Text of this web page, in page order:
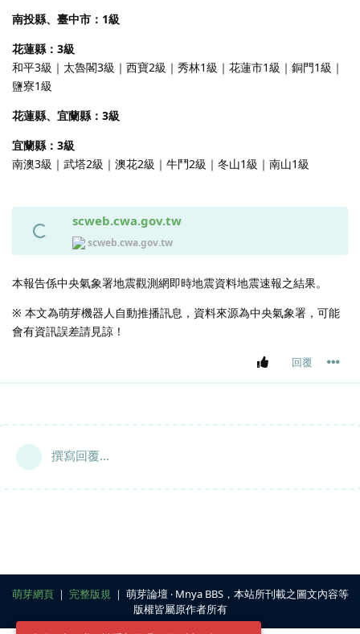
南投縣、臺中市：1級
花蓮縣：3級
和平3級｜太魯閣3級｜西寶2級｜秀林1級｜花蓮市1級｜銅門1級｜
鹽寮1級
花蓮縣、宜蘭縣：3級
宜蘭縣：3級
南澳3級｜武塔2級｜澳花2級｜牛鬥2級｜冬山1級｜南山1級
scweb.cwa.gov.tw
scweb.cwa.gov.tw
本報告係中央氣象署地震觀測網即時地震資料地震速報之結果。
※ 本文為萌芽機器人自動推播訊息，資料來源為中央氣象署，可能
會有資訊誤差請見諒！
回覆
撰寫回覆...
萌芽網頁｜ 完整版規 ｜ 萌芽論壇 ‧ Mnya BBS，本站所刊載之圖文內容等
版權皆屬原作者所有